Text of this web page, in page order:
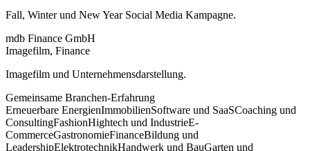
Fall, Winter und New Year Social Media Kampagne.
mdb Finance GmbH
Imagefilm, Finance
Imagefilm und Unternehmensdarstellung.
Gemeinsame Branchen-Erfahrung
Erneuerbare EnergienImmobilienSoftware und SaaSCoaching und
ConsultingFashionHightech und IndustrieE-
CommerceGastronomieFinanceBildung und
LeadershipElektrotechnikHandwerk und BauGarten und